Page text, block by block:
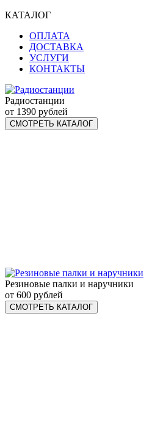
КАТАЛОГ
ОПЛАТА
ДОСТАВКА
УСЛУГИ
КОНТАКТЫ
Радиостанции
от 1390 рублей
СМОТРЕТЬ КАТАЛОГ
Резиновые палки и наручники
от 600 рублей
СМОТРЕТЬ КАТАЛОГ